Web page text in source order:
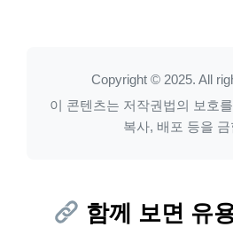
Copyright © 2025. All
이 콘텐츠는 저작권법의 보호
복사, 배포 등을
함께 보면 유